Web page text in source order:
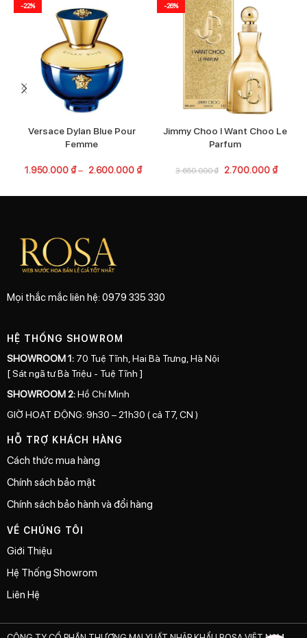
-22%
Versace Dylan Blue Pour
Femme
1.950.000 ₫– 2.600.000 ₫
-26%
Jimmy Choo I Want Choo Le
Parfum
3.650.000₫ 2.700.000 ₫
Mọi thắc mắc liên hệ: 0979 335 330
HỆ THỐNG SHOWROM
SHOWROOM 1: 70 Tuệ Tĩnh, Hai Bà Trưng, Hà Nội
[ Sát ngã tư Bà Triệu - Tuệ Tĩnh ]
SHOWROOM 2:Hồ Chí Minh
GIỜ HOẠT ĐỘNG: 9h30 – 21h30 ( cả T7, CN )
HỖ TRỢ KHÁCH HÀNG
Cách thức mua hàng
Chính sách bảo mật
Chính sách bảo hành và đổi hàng
VỀ CHÚNG TÔI
Giới Thiệu
Hệ Thống Showrom
Liên Hệ